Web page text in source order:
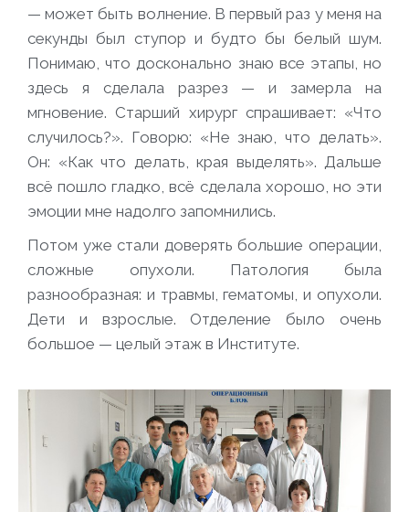
— может быть волнение. В первый раз у меня на
секунды был ступор и будто бы белый шум.
Понимаю, что досконально знаю все этапы, но
здесь я сделала разрез — и замерла на
мгновение. Старший хирург спрашивает: «Что
случилось?». Говорю: «Не знаю, что делать».
Он: «Как что делать, края выделять». Дальше
всё пошло гладко, всё сделала хорошо, но эти
эмоции мне надолго запомнились.
Потом уже стали доверять большие операции,
сложные опухоли. Патология была
разнообразная: и травмы, гематомы, и опухоли.
Дети и взрослые. Отделение было очень
большое — целый этаж в Институте.